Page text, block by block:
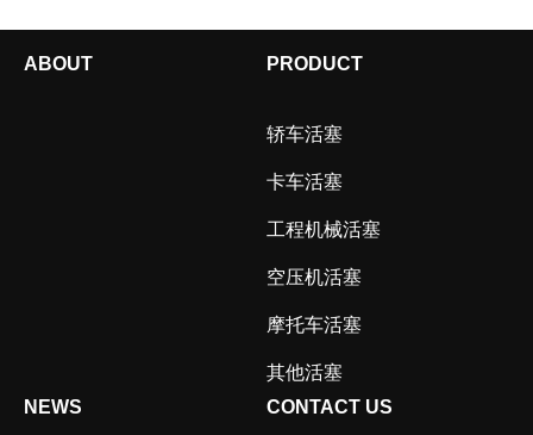
ABOUT PRODUCT
轿车活塞
卡车活塞
工程机械活塞
空压机活塞
摩托车活塞
其他活塞
NEWS
CONTACT US